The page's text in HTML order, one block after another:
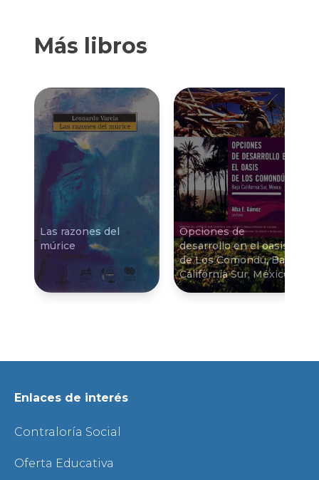
Más libros
Las razones del
múrice
Opciones de
desarrollo en el oasis
de Los Comondú, Baja
California Sur, México
Enlaces de interés
Contraloría Social
Oferta Educativa